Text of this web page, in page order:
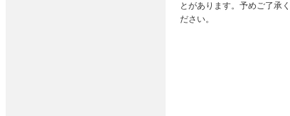
とがあります。予めご了承く
ださい。